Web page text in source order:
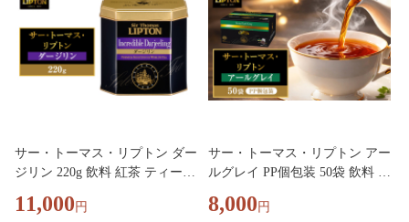
サー・トーマス・リプトン ダー
ジリン 220g 飲料 紅茶 ティー
ィー リラックス リフレッシュ
11,000 円
サー・トーマス・リプトン アー
ルグレイ PP個包装 50袋 飲料 紅
バッグ リラックス リフレッシ
8,000 円